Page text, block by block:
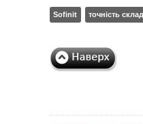
Sofinit точність